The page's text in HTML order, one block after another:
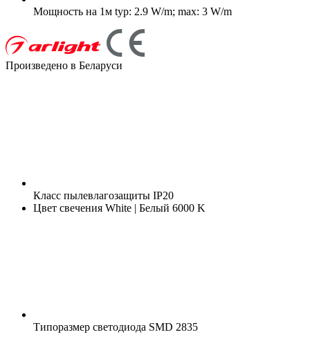
Мощность на 1м typ: 2.9 W/m; max: 3 W/m
Произведено в Беларуси
Класс пылевлагозащиты IP20
Цвет свечения White | Белый 6000 K
Типоразмер светодиода SMD 2835